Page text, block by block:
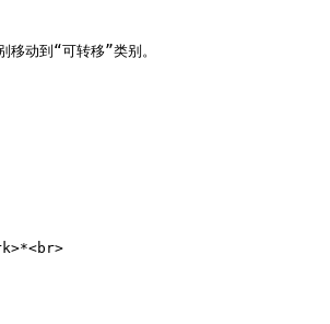
动到“可转移”类别。